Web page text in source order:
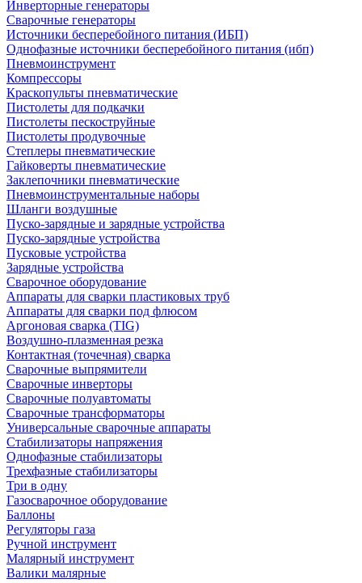
Инверторные генераторы
Сварочные генераторы
Источники бесперебойного питания (ИБП)
Однофазные источники бесперебойного питания (ибп)
Пневмоинструмент
Компрессоры
Краскопульты пневматические
Пистолеты для подкачки
Пистолеты пескоструйные
Пистолеты продувочные
Степлеры пневматические
Гайковерты пневматические
Заклепочники пневматические
Пневмоинструментальные наборы
Шланги воздушные
Пуско-зарядные и зарядные устройства
Пуско-зарядные устройства
Пусковые устройства
Зарядные устройства
Сварочное оборудование
Аппараты для сварки пластиковых труб
Аппараты для сварки под флюсом
Аргоновая сварка (TIG)
Воздушно-плазменная резка
Контактная (точечная) сварка
Сварочные выпрямители
Сварочные инверторы
Сварочные полуавтоматы
Сварочные трансформаторы
Универсальные сварочные аппараты
Стабилизаторы напряжения
Однофазные стабилизаторы
Трехфазные стабилизаторы
Три в одну
Газосварочное оборудование
Баллоны
Регуляторы газа
Ручной инструмент
Малярный инструмент
Валики малярные